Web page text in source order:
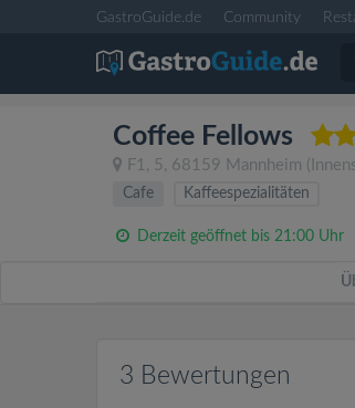
GastroGuide.de Community
Coffee Fellows
F1, 5 , 68159 Mannheim
Cafe
Kaffeespezialitäten
Derzeit geöffnet bis 21:00 Uhr
3 Bewertungen